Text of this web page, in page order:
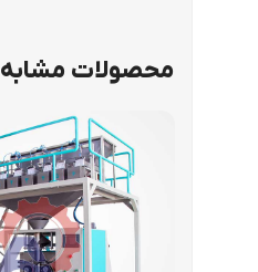
محصولات مشابه